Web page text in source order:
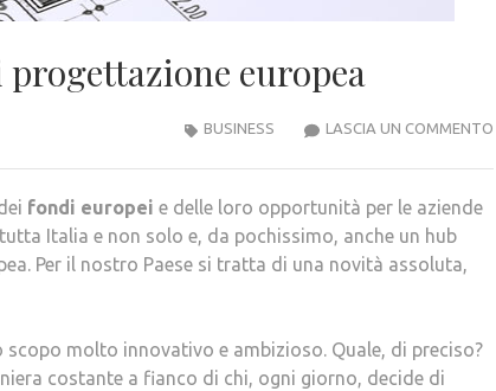
europea
LASCIA UN COMMENTOA
BUSINESS
fondi europei e delle loro opportunità per le aziende
Italia e non solo e, da pochissimo, anche un hub
Per il nostro Paese si tratta di una novità assoluta,
scopo molto innovativo e ambizioso. Quale, di preciso?
costante a fianco di chi, ogni giorno, decide di